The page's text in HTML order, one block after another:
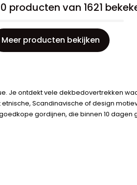
producten van 1621
Meer producten bekijken
Je ontdekt vele dekbedovertrekken
Scandinavische of design
gordijnen, die binnen 10